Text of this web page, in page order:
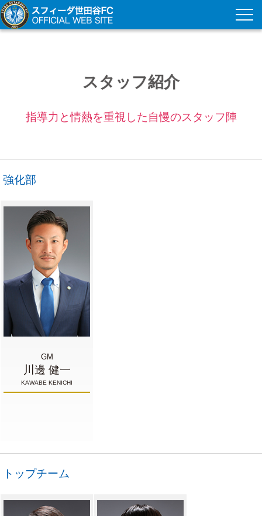
スタッフ紹介
指導力と情熱を重視した自慢のスタッフ陣
強化部
GM
川邊 健一
KAWABE KENICHI
トップチーム